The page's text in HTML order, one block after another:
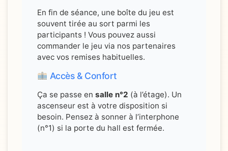
En fin de séance, une boîte du jeu est
souvent tirée au sort parmi les
participants ! Vous pouvez aussi
commander le jeu via nos partenaires
avec vos remises habituelles.
Accès & Confort
Ça se passe en salle n°2 (à l’étage). Un
ascenseur est à votre disposition si
besoin. Pensez à sonner à l’interphone
(n°1) si la porte du hall est fermée.